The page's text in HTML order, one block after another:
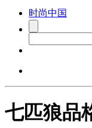
时尚中国
七匹狼品